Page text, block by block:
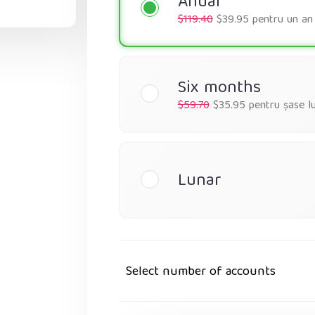
$119.40$39.95 pentru un an
Six months
$59.70$35.95 pentru șase
Lunar
Select number of accounts